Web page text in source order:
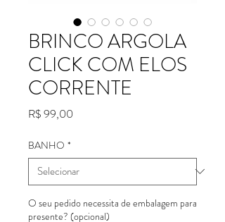
BRINCO ARGOLA
CLICK COM ELOS
CORRENTE
R$ 99,00
BANHO *
O seu pedido necessita de embalagem para
presente? (opcional)